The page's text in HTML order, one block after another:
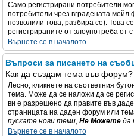
Само регистрирани потребители
потребители чрез вградената
позволили това, разбира се). Това
регистрираните от злоупотреба от
Върнете се в началото
Въпроси за писането на
Как да създам тема във форум?
Лесно, кликнете на съответния
тема. Може да се наложи да се
ви е разрешено да правите във
страницата на даден форум или
пускате нови теми, Не Можете да
Върнете се в началото